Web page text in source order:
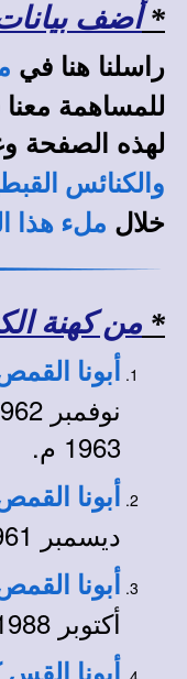
*أضف
راسلنا هنا في
للمساهمة
لهذه الصفحة
والكنائس
خلال ملء هذا
* من كهنة
أبونا
1963 م.
أبونا
ديسمبر 1961 م. - ق: مارس 1964 م.
أبونا
أكتوبر 1988 م. - ق: 5 يونيو 1999 م.